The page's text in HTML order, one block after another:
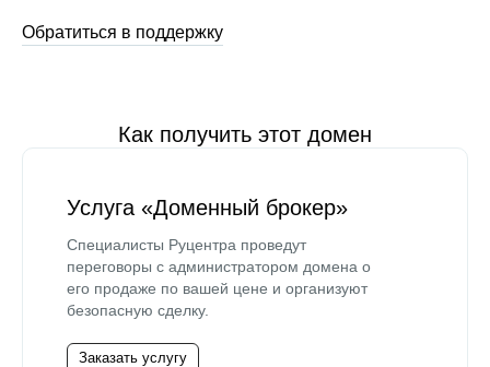
Обратиться в поддержку
Как получить этот домен
Услуга «Доменный брокер»
Специалисты Руцентра проведут
переговоры с администратором домена о
его продаже по вашей цене и организуют
безопасную сделку.
Заказать услугу